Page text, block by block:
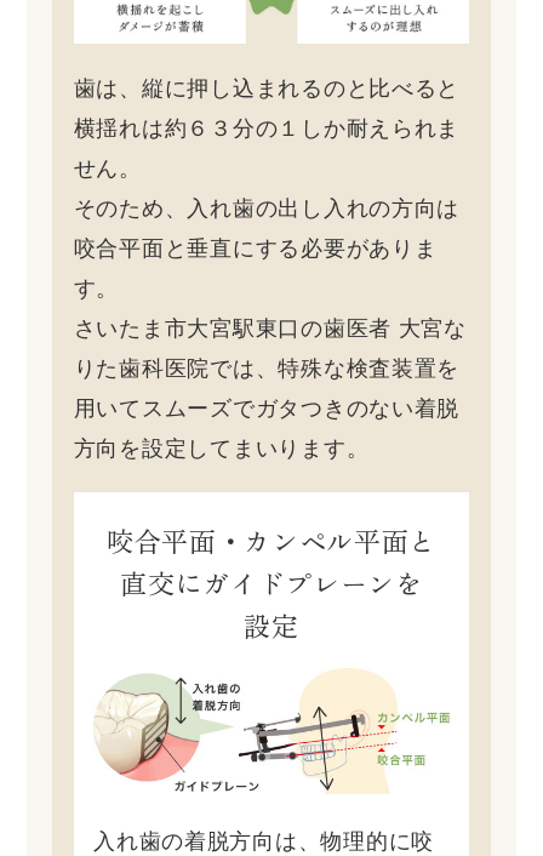
歯は、縦に押し込まれるのと比べると
横揺れは約６３分の１しか耐えられま
せん。
そのため、入れ歯の出し入れの方向は
咬合平面と垂直にする必要がありま
す。
さいたま市大宮駅東口の歯医者 大宮な
りた歯科医院では、特殊な検査装置を
用いて スムーズでガタつきのない着脱
方向を設定してまいります。
咬合平面・カンペル平面と
直交にガイドプレーンを
設定
入れ歯の着脱方向は、物理的に咬